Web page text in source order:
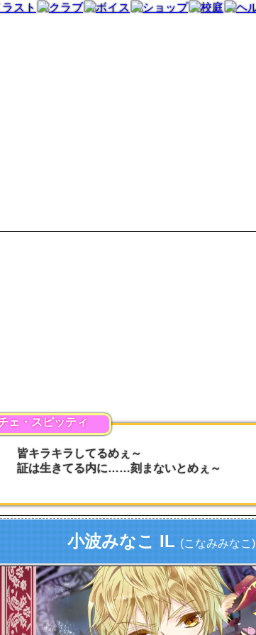
皆キラキラしてるめぇ～
証は生きてる内に……刻まないとめぇ～
ェ・スピッティ
小波みなこ IL (こなみみなこ)